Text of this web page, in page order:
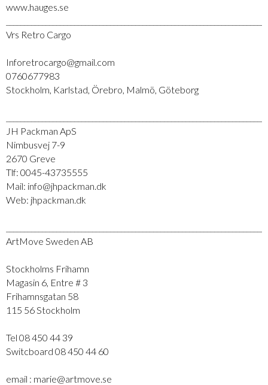
www.hauges.se
Vrs Retro Cargo
Inforetrocargo@gmail.com
0760677983
Stockholm, Karlstad, Örebro, Malmö, Göteborg
JH Packman ApS
Nimbusvej 7-9
2670 Greve
Tlf: 0045-43735555
Mail: info@jhpackman.dk
Web: jhpackman.dk
ArtMove Sweden AB
Stockholms Frihamn
Magasin 6, Entre # 3
Frihamnsgatan 58
115 56 Stockholm
Tel 08 450 44 39
Switcboard 08 450 44 60
email : marie@artmove.se